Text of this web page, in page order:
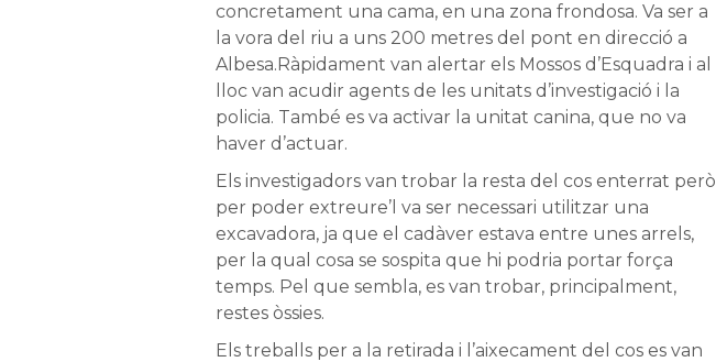
concretament una cama, en una zona frondosa. Va ser a
la vora del riu a uns 200 metres del pont en direcció a
Albesa.Ràpidament van alertar els Mossos d’Esquadra i al
lloc van acudir agents de les unitats d’investigació i la
policia. També es va activar la unitat canina, que no va
haver d’actuar.
Els investigadors van trobar la resta del cos enterrat però
per poder extreure’l va ser necessari utilitzar una
excavadora, ja que el cadàver estava entre unes arrels,
per la qual cosa se sospita que hi podria portar força
temps. Pel que sembla, es van trobar, principalment,
restes òssies.
Els treballs per a la retirada i l’aixecament del cos es van